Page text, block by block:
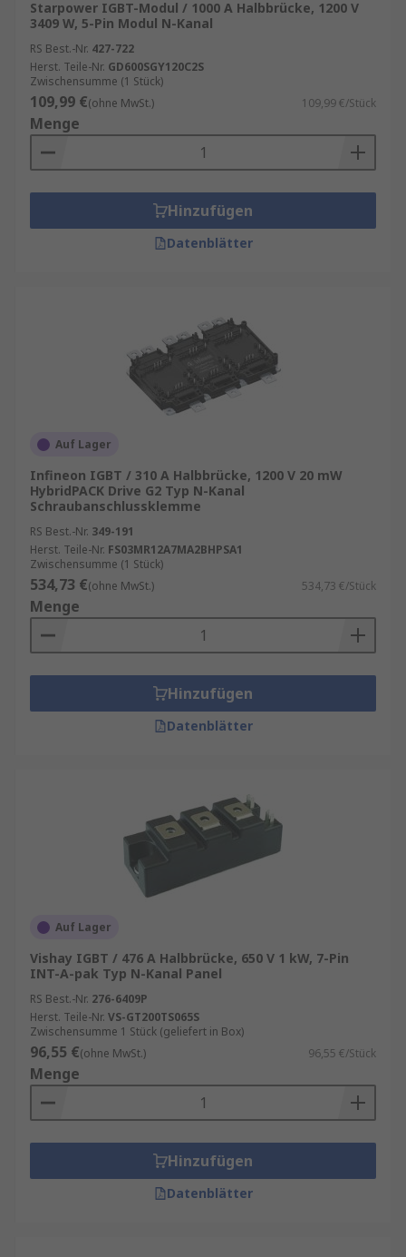
Starpower IGBT-Modul / 1000 A Halbbrücke, 1200 V
3409 W, 5-Pin Modul N-Kanal
RS Best.-Nr. 427-722
Herst. Teile-Nr. GD600SGY120C2S
Zwischensumme (1 Stück)
109,99 €(ohne MwSt.) 109,99 €/Stück
Menge
Hinzufügen
Datenblätter
Auf Lager
Infineon IGBT / 310 A Halbbrücke, 1200 V 20 mW
HybridPACK Drive G2 Typ N-Kanal
Schraubanschlussklemme
RS Best.-Nr. 349-191
Herst. Teile-Nr. FS03MR12A7MA2BHPSA1
Zwischensumme (1 Stück)
534,73 €(ohne MwSt.) 534,73 €/Stück
Menge
Hinzufügen
Datenblätter
Auf Lager
Vishay IGBT / 476 A Halbbrücke, 650 V 1 kW, 7-Pin
INT-A-pak Typ N-Kanal Panel
RS Best.-Nr. 276-6409P
Herst. Teile-Nr. VS-GT200TS065S
Zwischensumme 1 Stück (geliefert in Box)
96,55 €(ohne MwSt.) 96,55 €/Stück
Menge
Hinzufügen
Datenblätter